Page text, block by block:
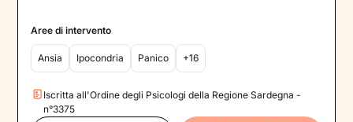
Aree di intervento
Ansia Ipocondria Panico +16
Iscritta all'Ordine degli Psicologi della Regione Sardegna -
n°3375